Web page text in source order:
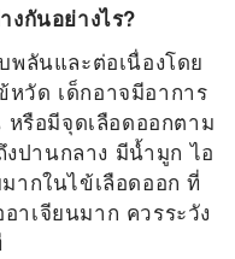
งกันอย่างไร?
พลันและต่อเนื่องโดย
วัด เด็กอาจมีอาการ
หรือมีจุดเลือดออกตาม
ปานกลาง มีน้ำมูก ไอ
ากในไข้เลือดออก ที่
าเจียนมาก ควรระวัง